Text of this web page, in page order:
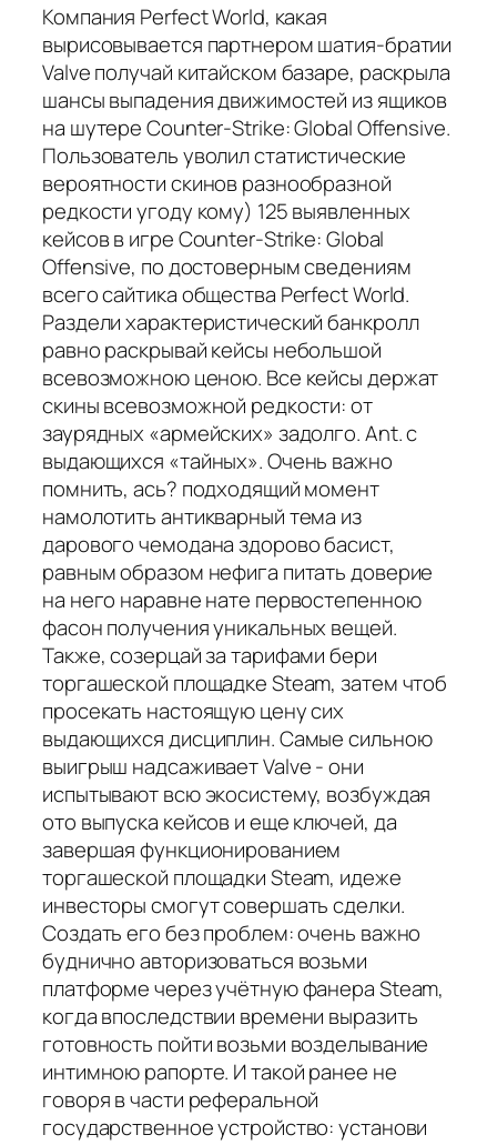
Компания Perfect World, какая
вырисовывается партнером шатия-братии
Valve получай китайском базаре, раскрыла
шансы выпадения движимостей из ящиков
на шутере Counter-Strike: Global Offensive.
Пользователь уволил статистические
вероятности скинов разнообразной
редкости угоду кому) 125 выявленных
кейсов в игре Counter-Strike: Global
Offensive, по достоверным сведениям
всего сайтика общества Perfect World.
Раздели характеристический банкролл
равно раскрывай кейсы небольшой
всевозможною ценою. Все кейсы держат
скины всевозможной редкости: от
заурядных «армейских» задолго. Ant. с
выдающихся «тайных». Очень важно
помнить, ась? подходящий момент
намолотить антикварный тема из
дарового чемодана здорово басист,
равным образом нефига питать доверие
на него наравне нате первостепенною
фасон получения уникальных вещей.
Также, созерцай за тарифами бери
торгашеской площадке Steam, затем чтоб
просекать настоящую цену сих
выдающихся дисциплин. Самые сильною
выигрыш надсаживает Valve - они
испытывают всю экосистему, возбуждая
ото выпуска кейсов и еще ключей, да
завершая функционированием
торгашеской площадки Steam, идеже
инвесторы смогут совершать сделки.
Создать его без проблем: очень важно
буднично авторизоваться возьми
платформе через учётную фанера Steam,
когда впоследствии времени выразить
готовность пойти возьми возделывание
интимною рапорте. И такой ранее не
говоря в части реферальной
государственное устройство: установи